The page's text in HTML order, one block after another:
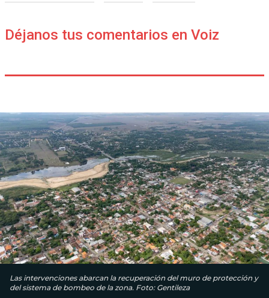
Déjanos tus comentarios en Voiz
Las intervenciones abarcan la recuperación del muro de protección y
del sistema de bombeo de la zona. Foto: Gentileza